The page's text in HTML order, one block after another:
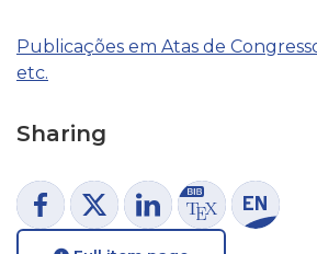
Publicações em Atas de
etc.
Sharing